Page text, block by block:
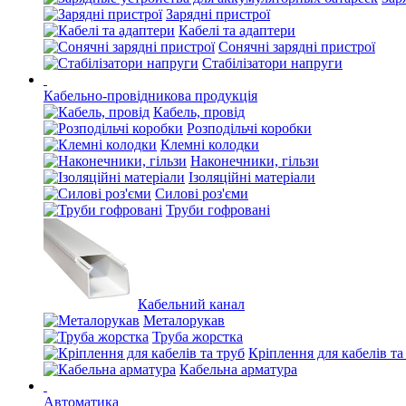
Зарядні пристрої
Кабелі та адаптери
Сонячні зарядні пристрої
Стабілізатори напруги
Кабельно-провідникова продукція
Кабель, провід
Розподільчі коробки
Клемні колодки
Наконечники, гільзи
Ізоляційні матеріали
Силові роз'єми
Труби гофровані
Кабельний канал
Металорукав
Труба жорстка
Кріплення для кабелів
Кабельна арматура
Автоматика